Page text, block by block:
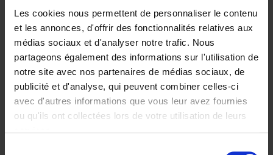
Les cookies nous permettent de personnaliser le contenu
et les annonces, d'offrir des fonctionnalités relatives aux
médias sociaux et d'analyser notre trafic. Nous
partageons également des informations sur l'utilisation de
notre site avec nos partenaires de médias sociaux, de
publicité et d'analyse, qui peuvent combiner celles-ci
avec d'autres informations que vous leur avez fournies
ou qu'ils ont collectées lors de votre utilisation de leurs
Building Bonds = Building
Business
Jochen Roef Jozefien De Feyter
Carolien Boom
Couverture souple
2025 200
€29,99